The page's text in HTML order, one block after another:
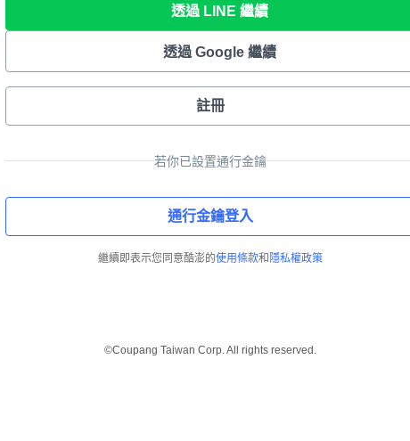
透過 LINE 繼續
透過 Google 繼續
註冊
若你已設置通行金鑰
通行金鑰登入
繼續即表示您同意酷澎的使用條款和 隱私權政策
©Coupang Taiwan Corp. All rights reserved.